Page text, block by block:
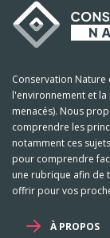
Conservation
l'environnement et
menacés). Nous
comprendre les
notamment ces
pour comprendre
une rubrique afin de
offrir pour vos
À PROPOS